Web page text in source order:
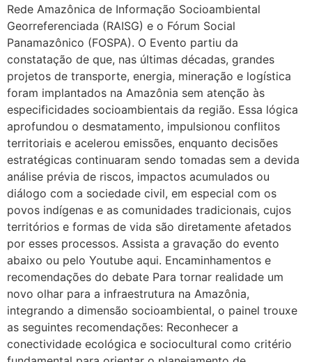
Rede Amazônica de Informação Socioambiental
Georreferenciada (RAISG) e o Fórum Social
Panamazônico (FOSPA). O Evento partiu da
constatação de que, nas últimas décadas, grandes
projetos de transporte, energia, mineração e logística
foram implantados na Amazônia sem atenção às
especificidades socioambientais da região. Essa lógica
aprofundou o desmatamento, impulsionou conflitos
territoriais e acelerou emissões, enquanto decisões
estratégicas continuaram sendo tomadas sem a devida
análise prévia de riscos, impactos acumulados ou
diálogo com a sociedade civil, em especial com os
povos indígenas e as comunidades tradicionais, cujos
territórios e formas de vida são diretamente afetados
por esses processos. Assista a gravação do evento
abaixo ou pelo Youtube aqui. Encaminhamentos e
recomendações do debate Para tornar realidade um
novo olhar para a infraestrutura na Amazônia,
integrando a dimensão socioambiental, o painel trouxe
as seguintes recomendações: Reconhecer a
conectividade ecológica e sociocultural como critério